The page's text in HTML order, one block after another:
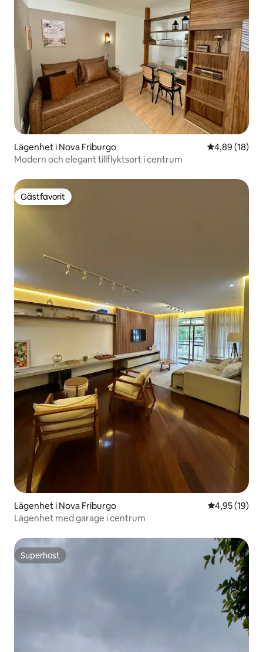
Lägenhet i Nova Friburgo 4,89 av 5 i
4,89 (18)
Modern och elegant tillflyktsort i centrum
Gästfavorit
Gästfavorit
Lägenhet i Nova Friburgo 4,95 av 5 i
4,95 (19)
Lägenhet med garage i centrum
Superhost
Superhost